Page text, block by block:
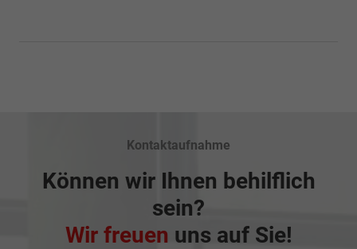
Kontaktaufnahme
Können wir Ihnen behilflich
sein?
Wir freuen uns auf Sie!